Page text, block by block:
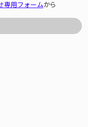
専用フォームから